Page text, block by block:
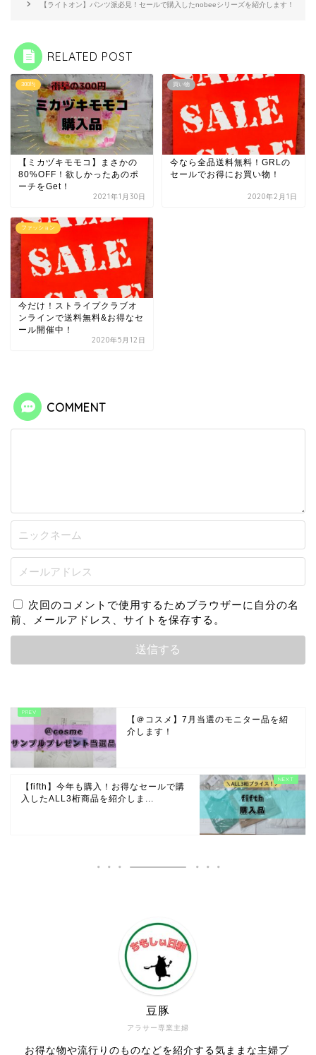
【ライトオン】パンツ派必見！セールで購入したnobeeシリーズを紹介します！
RELATED POST
300均
【ミカヅキモモコ】まさかの
80%OFF！欲しかったあのポ
ーチをGet！
2021年1月30日
買い物
今なら全品送料無料！GRLの
セールでお得にお買い物！
2020年2月1日
ファッション
今だけ！ストライプクラブオ
ンラインで送料無料&お得なセ
ール開催中！
2020年5月12日
COMMENT
次回のコメントで使用するためブラウザーに自分の名
前、メールアドレス、サイトを保存する。
【＠コスメ】7月当選のモニター品を紹
介します！
【fifth】今年も購入！お得なセールで購
入したALL3桁商品を紹介しま...
アラサー専業主婦
豆豚
お得な物や流行りのものなどを紹介する気ままな主婦ブ